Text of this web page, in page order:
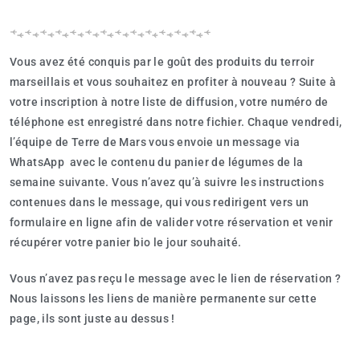
Vous avez été conquis par le goût des produits du terroir
marseillais et vous souhaitez en profiter à nouveau ? Suite à
votre inscription à notre liste de diffusion, votre numéro de
téléphone est enregistré dans notre fichier. Chaque vendredi,
l’équipe de Terre de Mars vous envoie un message via
WhatsApp avec le contenu du panier de légumes de la
semaine suivante. Vous n’avez qu’à suivre les instructions
contenues dans le message, qui vous redirigent vers un
formulaire en ligne afin de valider votre réservation et venir
récupérer votre panier bio le jour souhaité.
Vous n’avez pas reçu le message avec le lien de réservation ?
Nous laissons les liens de manière permanente sur cette
page, ils sont juste au dessus !